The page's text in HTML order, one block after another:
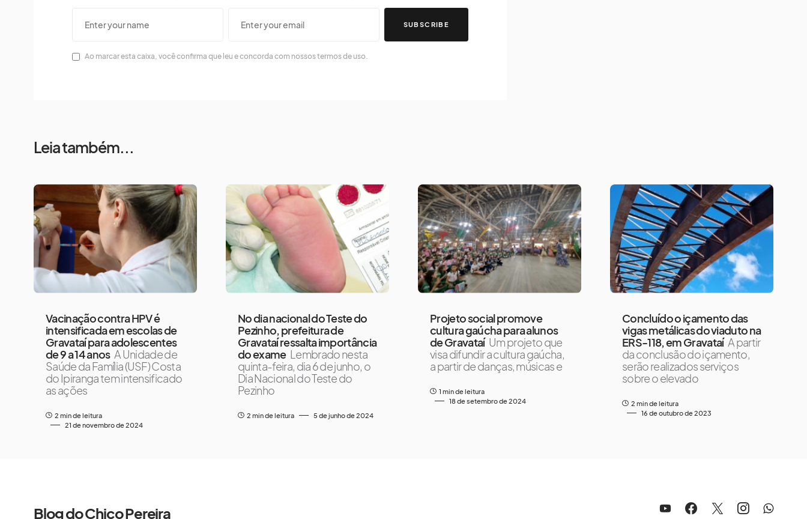
SUBSCRIBE
Ao marcar esta caixa, você confirma que leu e concorda com nossos termos de uso.
Leia também...
Vacinação contra HPV é
intensificada em escolas de
Gravataí para adolescentes
de 9 a 14 anos A Unidade de
Saúde da Família (USF) Costa
do Ipiranga tem intensificado
as ações
2 min de leitura
21 de novembro de 2024
No dia nacional do Teste do
Pezinho, prefeitura de
Gravataí ressalta importância
do exame Lembrado nesta
quinta-feira, dia 6 de junho, o
Dia Nacional do Teste do
Pezinho
2 min de leitura 5 de junho de 2024
Projeto social promove
cultura gaúcha para alunos
de Gravataí Um projeto que
visa difundir a cultura gaúcha,
a partir de danças, músicas e
1 min de leitura
18 de setembro de 2024
Concluído o içamento das
vigas metálicas do viaduto na
ERS-118, em Gravataí A partir
da conclusão do içamento,
serão realizados serviços
sobre o elevado
2 min de leitura
16 de outubro de 2023
Blog do Chico Pereira